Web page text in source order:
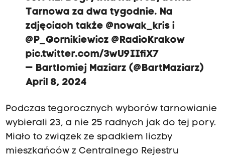
Tarnowa za dwa tygodnie. Na
zdjęciach także @nowak_krisi
@P_Gornikiewicz @RadioKrakow
pic.twitter.com/3wU9IIfiX7
— Bartłomiej Maziarz (@BartMaziarz)
April 8, 2024
Podczas tegorocznych wyborów tarnowianie
wybierali 23, a nie 25 radnych jak do tej pory.
Miało to związek ze spadkiem liczby
mieszkańców z Centralnego Rejestru